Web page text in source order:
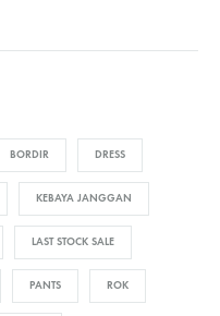
BORDIR DRESS
KEBAYA JANGGAN
LAST STOCK SALE
PANTS ROK